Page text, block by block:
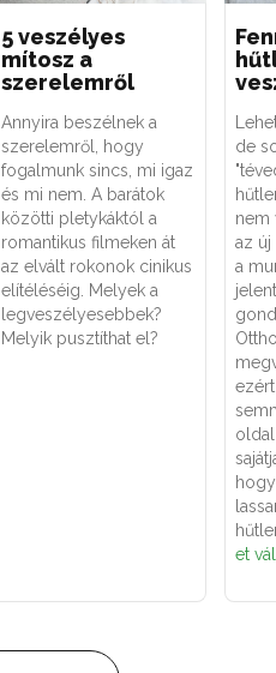
5 veszélyes
mítosz a
szerelemről
Annyira beszélnek a
szerelemről, hogy
fogalmunk sincs, mi igaz
és mi nem. A barátok
közötti pletykáktól a
romantikus filmeken át
az elvált rokonok cinikus
elítéléséig. Melyek a
legveszélyesebbek?
Melyik pusztíthat el?
de
nem
az új
a
et